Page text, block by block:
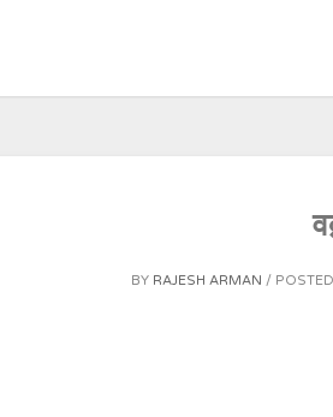
BY RAJESH ARMAN